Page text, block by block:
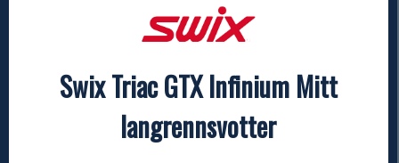
Swix Triac GTX Infinium Mitt
langrennsvotter
Swix
Swix Triac GTX Infinium Mitt langrennsvotter
900,- MEDLEM:599,-